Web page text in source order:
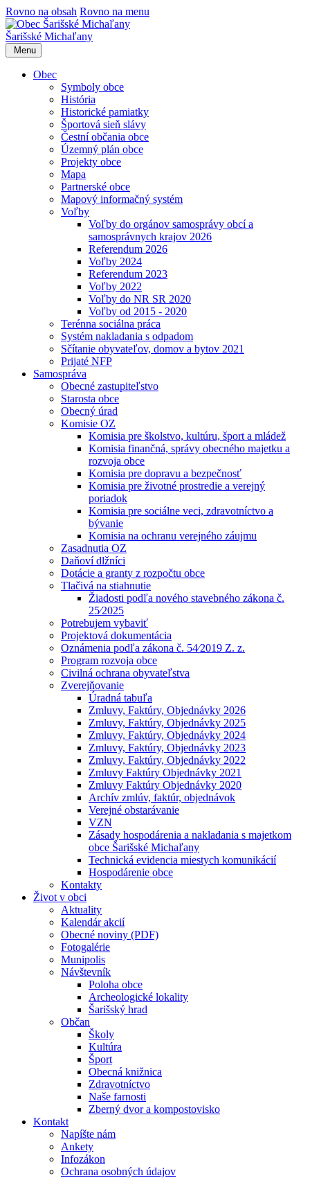
Rovno na obsah Rovno na menu
Šarišské Michaľany
Menu
Obec
Symboly obce
História
Historické pamiatky
Športová sieň slávy
Čestní občania obce
Územný plán obce
Projekty obce
Mapa
Partnerské obce
Mapový informačný systém
Voľby
Voľby do orgánov samosprávy obcí a
samosprávnych krajov 2026
Referendum 2026
Voľby 2024
Referendum 2023
Voľby 2022
Voľby do NR SR 2020
Voľby od 2015 - 2020
Terénna sociálna práca
Systém nakladania s odpadom
Sčítanie obyvateľov, domov a bytov 2021
Prijaté NFP
Samospráva
Obecné zastupiteľstvo
Starosta obce
Obecný úrad
Komisie OZ
Komisia pre školstvo, kultúru, šport a mládež
Komisia finančná, správy obecného majetku a
rozvoja obce
Komisia pre dopravu a bezpečnosť
Komisia pre životné prostredie a verejný
poriadok
Komisia pre sociálne veci, zdravotníctvo a
bývanie
Komisia na ochranu verejného záujmu
Zasadnutia OZ
Daňoví dlžníci
Dotácie a granty z rozpočtu obce
Tlačivá na stiahnutie
Žiadosti podľa nového stavebného zákona č.
25⁄2025
Potrebujem vybaviť
Projektová dokumentácia
Oznámenia podľa zákona č. 54⁄2019 Z. z.
Program rozvoja obce
Civilná ochrana obyvateľstva
Zverejňovanie
Úradná tabuľa
Zmluvy, Faktúry, Objednávky 2026
Zmluvy, Faktúry, Objednávky 2025
Zmluvy, Faktúry, Objednávky 2024
Zmluvy, Faktúry, Objednávky 2023
Zmluvy, Faktúry, Objednávky 2022
Zmluvy Faktúry Objednávky 2021
Zmluvy Faktúry Objednávky 2020
Archív zmlúv, faktúr, objednávok
Verejné obstarávanie
VZN
Zásady hospodárenia a nakladania s majetkom
obce Šarišské Michaľany
Technická evidencia miestych komunikácií
Hospodárenie obce
Kontakty
Život v obci
Aktuality
Kalendár akcií
Obecné noviny (PDF)
Fotogalérie
Munipolis
Návštevník
Poloha obce
Archeologické lokality
Šarišský hrad
Občan
Školy
Kultúra
Šport
Obecná knižnica
Zdravotníctvo
Naše farnosti
Zberný dvor a kompostovisko
Kontakt
Napíšte nám
Ankety
Infozákon
Ochrana osobných údajov